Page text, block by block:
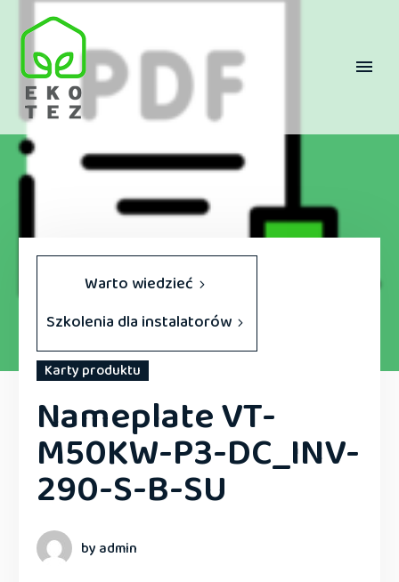
Warto wiedzieć
Szkolenia dla instalatorów
Karty produktu
Nameplate VT-
M50KW-P3-DC_INV-
290-S-B-SU
by admin